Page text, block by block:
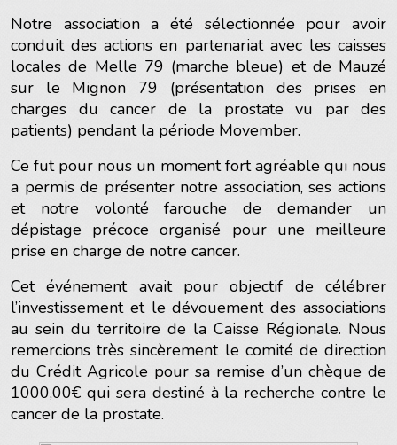
Notre association a été sélectionnée pour avoir
conduit des actions en partenariat avec les caisses
locales de Melle 79 (marche bleue) et de Mauzé
sur le Mignon 79 (présentation des prises en
charges du cancer de la prostate vu par des
patients) pendant la période Movember.
Ce fut pour nous un moment fort agréable qui nous
a permis de présenter notre association, ses actions
et notre volonté farouche de demander un
dépistage précoce organisé pour une meilleure
prise en charge de notre cancer.
Cet événement avait pour objectif de célébrer
l’investissement et le dévouement des associations
au sein du territoire de la Caisse Régionale. Nous
remercions très sincèrement le comité de direction
du Crédit Agricole pour sa remise d’un chèque de
1000,00€ qui sera destiné à la recherche contre le
cancer de la prostate.